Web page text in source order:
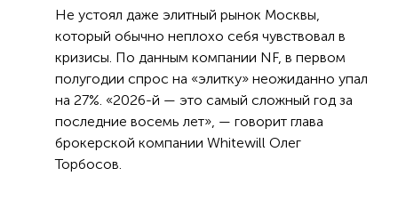
Не устоял даже элитный рынок Москвы,
который обычно неплохо себя чувствовал в
кризисы. По данным компании NF, в первом
полугодии спрос на «элитку» неожиданно упал
на 27%. «2026-й — это самый сложный год за
последние восемь лет», — говорит глава
брокерской компании Whitewill Олег
Торбосов.